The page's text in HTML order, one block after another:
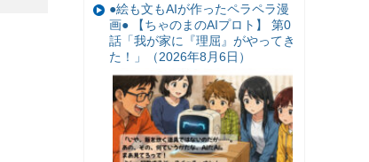
●絵も文もAIが作ったペラペラ漫
画● 【ちゃのまのAIプロト】 第0
話「我が家に『理屈』がやってき
た！」（2026年8月6日）